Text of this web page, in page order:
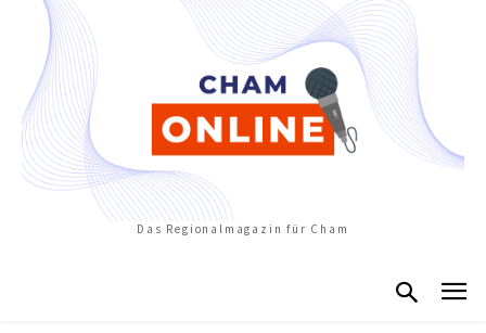
Das Regionalmagazin für Cham